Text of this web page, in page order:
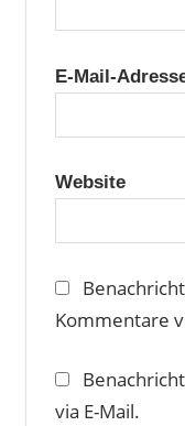
E-Mail-
Website
Kommentare
via E-Mail.